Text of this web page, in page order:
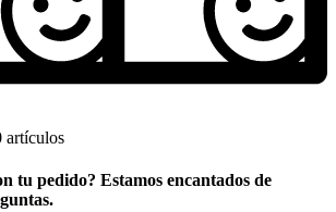
artículos
tu pedido? Estamos encantados de